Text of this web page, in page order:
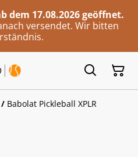
dem 17.08.2026 geöffnet.
versendet. Wir bitten
/ Babolat Pickleball XPLR